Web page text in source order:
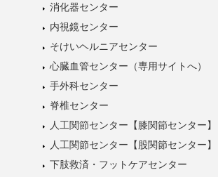
消化器センター
内視鏡センター
そけいヘルニアセンター
心臓血管センター（専用サイトへ）
手外科センター
脊椎センター
人工関節センター【膝関節センター】
人工関節センター【股関節センター】
下肢救済・フットケアセンター